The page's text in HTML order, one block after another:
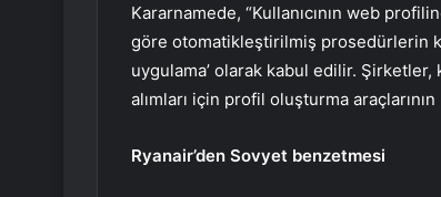
Kararnamede, “Kullanıcının web
göre otomatikleştirilmiş prosedürlerin
uygulama’ olarak kabul edilir.
alımları için profil oluşturma
Ryanair’den Sovyet benzetmesi